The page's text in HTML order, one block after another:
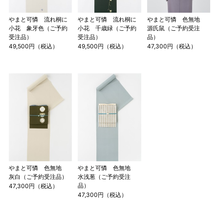
やまと可憐 流れ桐に
小花 象牙色（ご予約
受注品）
49,500円（税込）
やまと可憐 流れ桐に
小花 千歳緑（ご予約
受注品）
49,500円（税込）
やまと可憐 色無地
源氏鼠（ご予約受注
品）
47,300円（税込）
やまと可憐 色無地
灰白（ご予約受注品）
47,300円（税込）
やまと可憐 色無地
水浅葱（ご予約受注
品）
47,300円（税込）